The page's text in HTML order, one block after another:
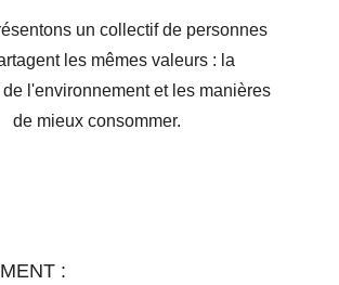
un collectif de personnes
les mêmes valeurs : la
l'environnement et les manières
de mieux consommer.
: